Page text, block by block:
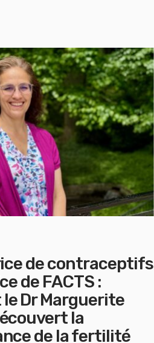
de contraceptifs
de FACTS :
Dr Marguerite
la
de la fertilité